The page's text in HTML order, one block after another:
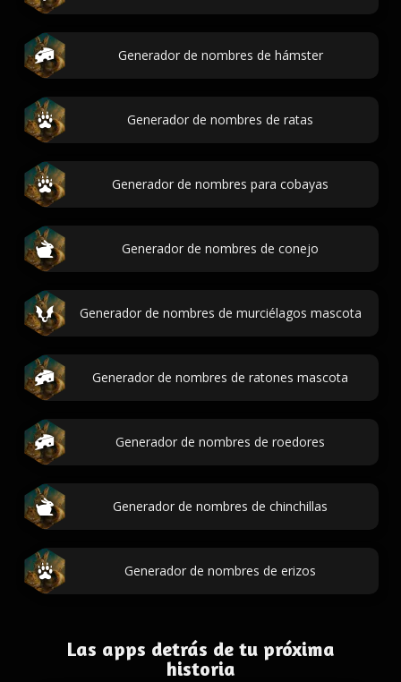
Generador de nombres de hámster
Generador de nombres de ratas
Generador de nombres para cobayas
Generador de nombres de conejo
Generador de nombres de murciélagos mascota
Generador de nombres de ratones mascota
Generador de nombres de roedores
Generador de nombres de chinchillas
Generador de nombres de erizos
Las apps detrás de tu próxima
historia